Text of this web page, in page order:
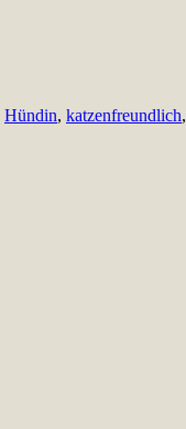
Hündin, katzenfreundlich,